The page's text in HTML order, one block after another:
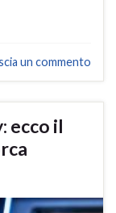
un commento
ecco il